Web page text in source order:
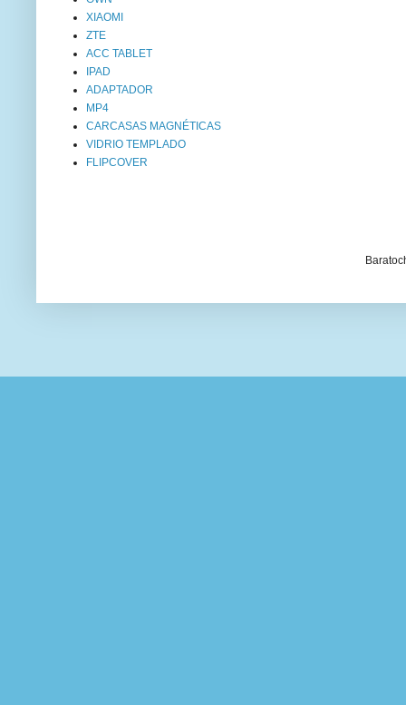
XIAOMI
ZTE
ACC TABLET
IPAD
ADAPTADOR
MP4
CARCASAS MAGNÉTICAS
VIDRIO TEMPLADO
FLIPCOVER